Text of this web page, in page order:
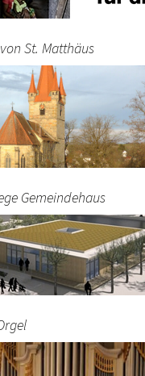
St. Matthäus
Gemeindehaus